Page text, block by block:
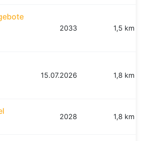
2033 1,5 km
15.07.2026 1,8 km
2028 1,8 km